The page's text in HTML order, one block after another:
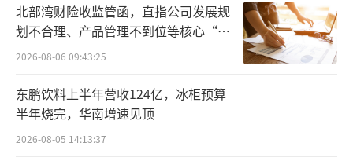
马上赢数据显示，在蚝油品类中，李锦记
以较少新品撬动了更大新品份额；但在酱油新
品观察中，李锦记产品份额增长约6个月后趋
稳，后续铺货和动销仍待观察。
新零售能否从阶段性增长变成长期增长，
北部湾财险收监管函，直指公司发展规
划不合理、产品管理不到位等核心“痛
点”
2026-08-06 09:43:25
东鹏饮料上半年营收124亿，冰柜预算
半年烧完，华南增速见顶
2026-08-05 14:13:37